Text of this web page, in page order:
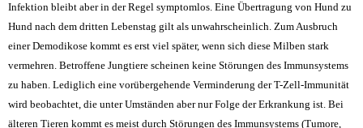
Infektion bleibt aber in der Regel symptomlos. Eine Übertragung von Hund zu
Hund nach dem dritten Lebenstag gilt als unwahrscheinlich. Zum Ausbruch
einer Demodikose kommt es erst viel später, wenn sich diese Milben stark
vermehren. Betroffene Jungtiere scheinen keine Störungen des Immunsystems
zu haben. Lediglich eine vorübergehende Verminderung der T-Zell-Immunität
wird beobachtet, die unter Umständen aber nur Folge der Erkrankung ist. Bei
älteren Tieren kommt es meist durch Störungen des Immunsystems (Tumore,